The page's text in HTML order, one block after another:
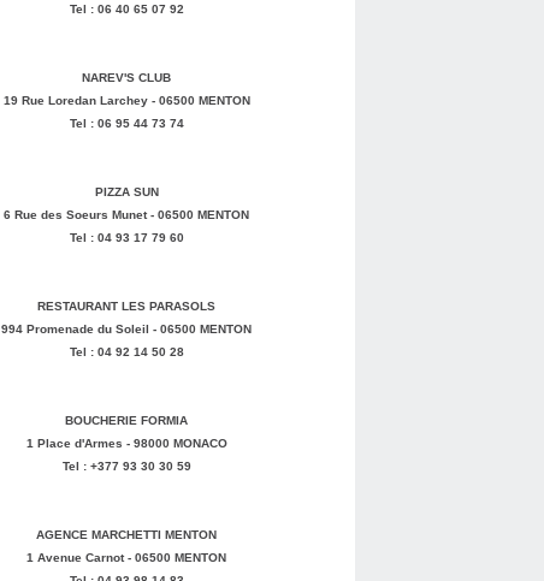
Tel : 06 40 65 07 92
NAREV'S CLUB
19 Rue Loredan Larchey - 06500 MENTON
Tel : 06 95 44 73 74
PIZZA SUN
6 Rue des Soeurs Munet - 06500 MENTON
Tel : 04 93 17 79 60
RESTAURANT LES PARASOLS
994 Promenade du Soleil - 06500 MENTON
Tel : 04 92 14 50 28
BOUCHERIE FORMIA
1 Place d'Armes - 98000 MONACO
Tel : +377 93 30 30 59
AGENCE MARCHETTI MENTON
1 Avenue Carnot - 06500 MENTON